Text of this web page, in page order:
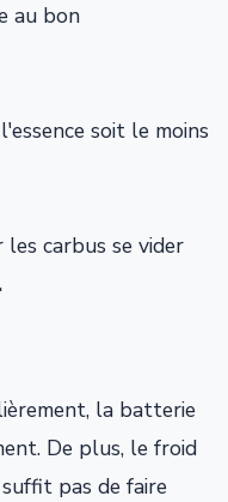
au bon
soit le moins
carbus se vider
la batterie
De plus, le froid
pas de faire